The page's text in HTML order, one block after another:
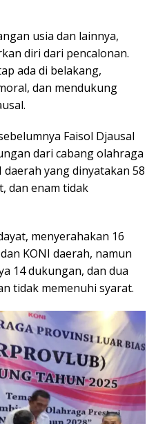
usia dan lainnya,
diri dari pencalonan.
ada di belakang,
dan mendukung
Faisol Djausal
dari cabang olahraga
yang dinyatakan 58
dan enam tidak
menyerahakan 16
KONI daerah, namun
14 dukungan, dan dua
tidak memenuhi syarat.